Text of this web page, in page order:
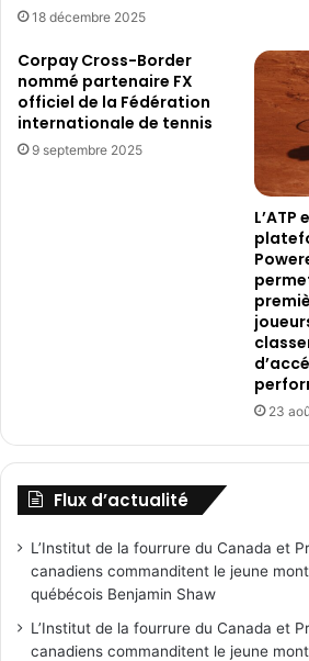
18 décembre 2025
Corpay Cross-Border
nommé partenaire FX
officiel de la Fédération
internationale de tennis
9 septembre 2025
23
Flux d’actualité
L’Institut de la fourrure du Canada et
canadiens commanditent le jeune
québécois Benjamin Shaw
L’Institut de la fourrure du Canada et
canadiens commanditent le jeune